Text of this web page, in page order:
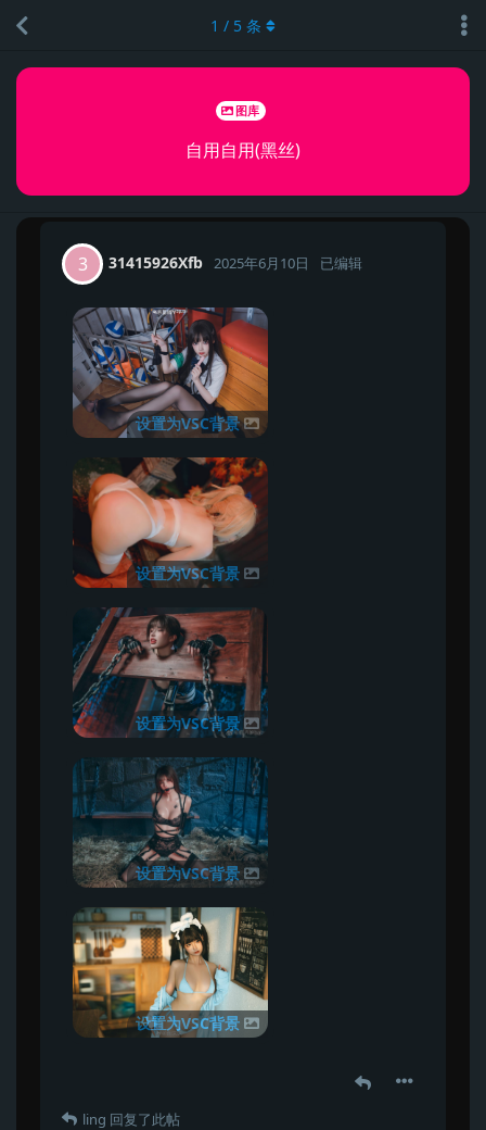
图库
自用自用(黑丝)
1 / 5 条
3 31415926Xfb 2025年6月10日 已编辑
设置为VSC背景
设置为VSC背景
设置为VSC背景
设置为VSC背景
设置为VSC背景
ling 回复了此帖